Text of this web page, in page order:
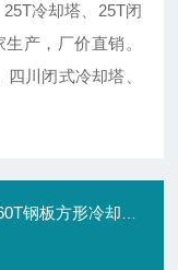
25T冷却塔、25T闭
产，厂价直销。
川闭式冷却塔、
方形冷却塔厂家直销